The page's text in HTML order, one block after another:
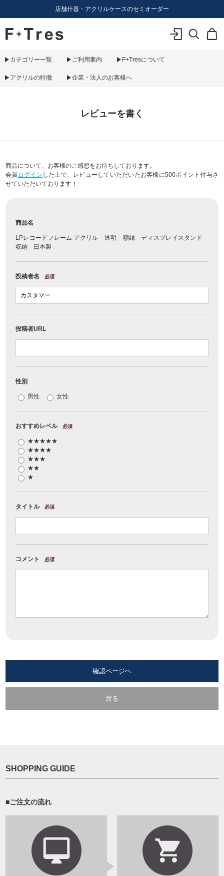
F+Tres｜エフ プラス トレス｜material figure experience
店舗什器・アクリルケースのセミオーダー
カテゴリー一覧 ご利用案内 F+Tresについて
アクリルの特徴 企業・法人のお客様へ
レビューを書く
商品について、お客様のご感想をお待ちしております。
会員 ログイン した上で、レビューしていただいたお客様に500ポイント付与さ
せていただいております！
商品名
LPレコードフレーム アクリル 透明 額縁 ディスプレイスタンド
収納 日本製
投稿者名 必須
投稿者URL
性別
男性 女性
おすすめレベル 必須
★★★★★
★★★★
★★★
★★
★
タイトル 必須
コメント 必須
確認ページヘ
戻る
SHOPPING GUIDE
■ご注文の流れ